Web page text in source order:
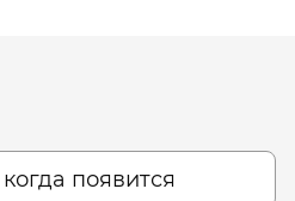
появится